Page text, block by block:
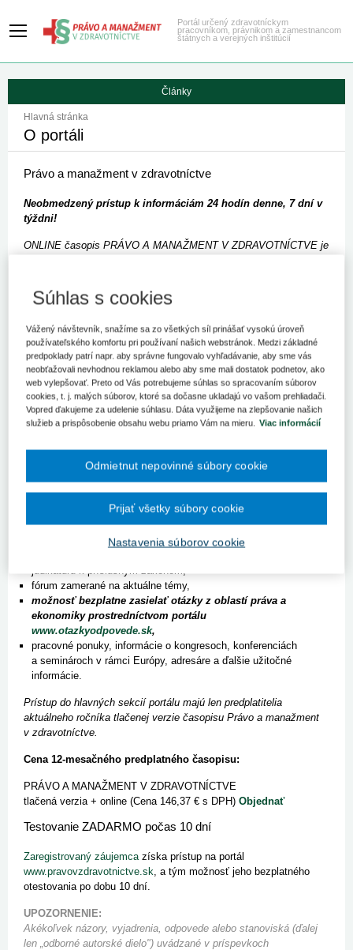
Portál určený zdravotníckym
pracovníkom, právnikom a zamestnancom
štátnych a verejných inštitúcií
Články
Hlavná stránka
O portáli
Právo a manažment v zdravotníctve
Neobmedzený prístup k informáciám 24 hodín denne, 7 dní v
týždni!
ONLINE časopis PRÁVO A MANAŽMENT V ZDRAVOTNÍCTVE je
práva, ekonomiky a manažmentu zdravotníckych zariadení a
mapuje aktuálnu legislatívu. Časopis je určený lekárom a sestrám
nemocniciach a v iných zdravotníckych zariadeniach,
zamestnancom štátnych a verejných inštitúcií zaoberajúcich sa
zdravotníctvom, predstaviteľom akademickej obce a iným
odborníkom z tejto oblasti.
Výhody, ktoré získate predplatením si portálu
www.pravovzdravotnictve.sk:
skorší prístup k článkom aktuálneho čísla, pričom všetky
zákony a jednotlivé paragrafy nachádzajúce sa v článkoch sú
prelinkované na ich znenie,
neobmedzený prístup k archívu článkov od roku 2010,
plnotextové vyhľadávanie alebo vyhľadávanie podľa kľúčových
slov vo vecnom registri,
rýchly prístup k právnym predpisom týždenne aktualizovaných, v
fórum zamerané na aktuálne témy,
možnosť bezplatne zasielať otázky z oblastí práva a
ekonomiky prostredníctvom portálu
www.otazkyodpovede.sk,
pracovné ponuky, informácie o kongresoch, konferenciách
a seminároch v rámci Európy, adresáre a ďalšie užitočné
informácie.
Prístup do hlavných sekcií portálu majú len predplatitelia
aktuálneho ročníka tlačenej verzie časopisu Právo a manažment
v zdravotníctve.
Cena 12-mesačného predplatného časopisu:
PRÁVO A MANAŽMENT V ZDRAVOTNÍCTVE
tlačená verzia + online (Cena 146,37 € s DPH) Objednať
Testovanie ZADARMO počas 10 dní
Zaregistrovaný záujemca získa prístup na portál
www.pravovzdravotnictve.sk , a tým možnosť jeho bezplatného
otestovania po dobu 10 dní.
UPOZORNENIE:
Akékoľvek názory, vyjadrenia, odpovede alebo stanoviská (ďalej
len „odborné autorské dielo") uvádzané v príspevkoch
Súhlas s cookies
Vážený návštevník, snažíme sa zo všetkých síl prinášať vysokú úroveň
používateľského komfortu pri používaní našich webstránok. Medzi základné
predpoklady patrí napr. aby správne fungovalo vyhľadávanie, aby sme vás
neobťažovali nevhodnou reklamou alebo aby sme mali dostatok podnetov, ako
web vylepšovať. Preto od Vás potrebujeme súhlas so spracovaním súborov
cookies, t. j. malých súborov, ktoré sa dočasne ukladajú vo vašom prehliadači.
Vopred ďakujeme za udelenie súhlasu. Dáta využijeme na zlepšovanie našich
služieb a prispôsobenie obsahu webu priamo Vám na mieru.
Viac informácií
Nastavenia súborov cookie
Odmietnut nepovinné súbory cookie
Prijať všetky súbory cookie